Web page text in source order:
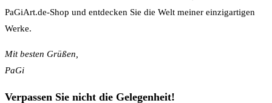
PaGiArt.de-Shop und entdecken Sie die Welt meiner einzigartigen
Werke.
Mit besten Grüßen,
PaGi
Verpassen Sie nicht die Gelegenheit!